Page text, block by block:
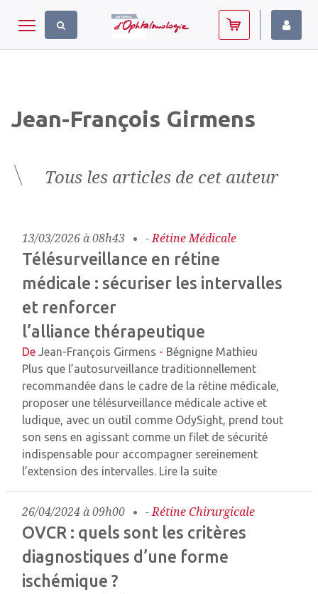
Toggle navigation
Jean-François Girmens
Tous les articles de cet auteur
13/03/2026 à 08h43 -Rétine Médicale
Télésurveillance en rétine
médicale : sécuriser les intervalles
et renforcer
l’alliance thérapeutique
De Jean-François Girmens - Bégnigne Mathieu
Plus que l’autosurveillance traditionnellement
recommandée dans le cadre de la rétine médicale,
proposer une télésurveillance médicale active et
ludique, avec un outil comme OdySight, prend tout
son sens en agissant comme un filet de sécurité
indispensable pour accompagner sereinement
l’extension des intervalles. Lire la suite
26/04/2024 à 09h00 -Rétine Chirurgicale
OVCR : quels sont les critères
diagnostiques d’une forme
ischémique ?
Panneau de gestion des cookies